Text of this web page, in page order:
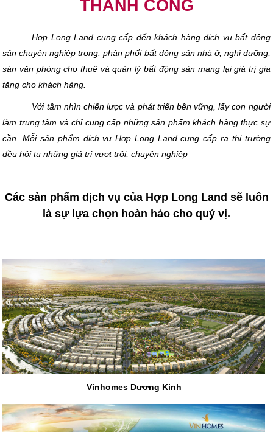
THÀNH CÔNG
Hợp Long Land cung cấp đến khách hàng dịch vụ bất động
sản chuyên nghiệp trong: phân phối bất động sản nhà ở, nghỉ dưỡng,
sàn văn phòng cho thuê và quản lý bất động sản mang lại giá trị gia
tăng cho khách hàng.
Với tầm nhìn chiến lược và phát triển bền vững, lấy con người
làm trung tâm và chỉ cung cấp những sản phẩm khách hàng thực sự
cần. Mỗi sản phẩm dịch vụ Hợp Long Land cung cấp ra thị trường
đều hội tụ những giá trị vượt trội, chuyên nghiệp
Các sản phẩm dịch vụ của Hợp Long Land sẽ luôn
là sự lựa chọn hoàn hảo cho quý vị.
Vinhomes Dương Kinh